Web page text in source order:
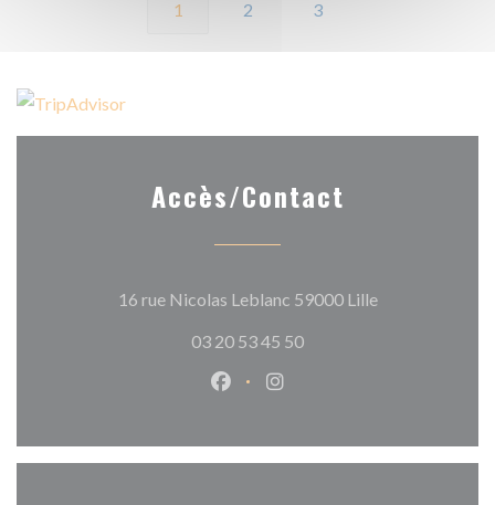
1 2 3
Accès/Contact
16 rue Nicolas Leblanc 59000 Lille((ouvre une
03 20 53 45 50
Facebook ((ouvre une
Instagram ((ouvre une